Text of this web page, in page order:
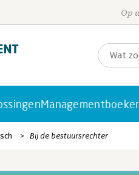
Op
Bij de bestuursrechter